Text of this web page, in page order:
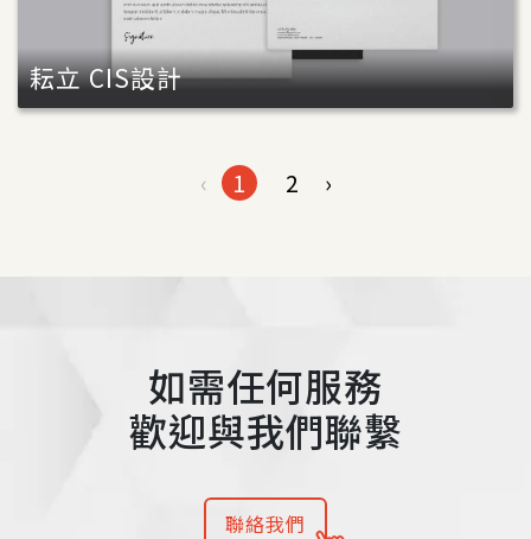
耘立 CIS設計
‹ 1 2 ›
如需任何服務
歡迎與我們聯繫
聯絡我們